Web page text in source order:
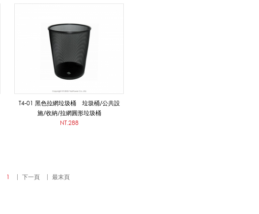
T4-01 黑色拉網垃圾桶 垃圾桶/公共設
施/收納/拉網圓形垃圾桶
NT.288
1 下一頁 最末頁